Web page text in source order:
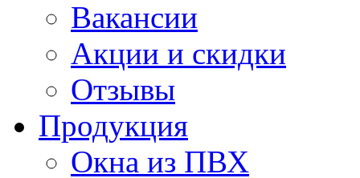
Вакансии
Акции и скидки
Отзывы
Продукция
Окна из ПВХ